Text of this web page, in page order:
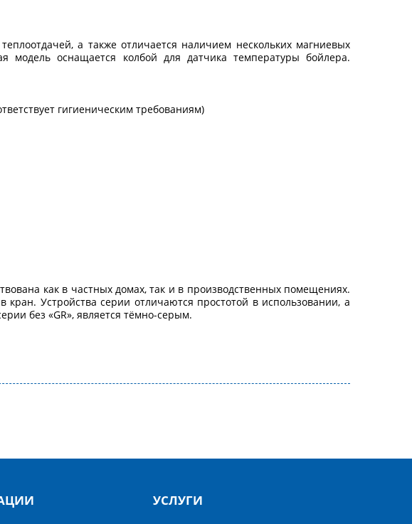
а также отличается наличием нескольких магниевых
модель оснащается колбой для датчика температуры бойлера.
гигиеническим требованиям)
как в частных домах, так и в производственных помещениях.
Устройства серии отличаются простотой в использовании, а
без «GR», является тёмно-серым.
УСЛУГИ